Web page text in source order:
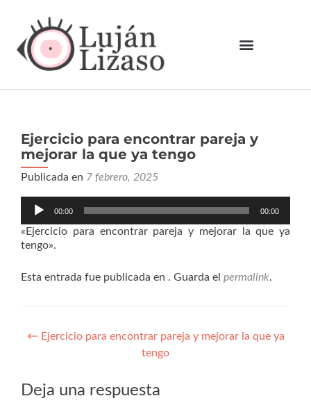
Ejercicio para encontrar pareja y
mejorar la que ya tengo
Publicada en 7 febrero, 2025
Reproductor
audio
00:00 00:00
«Ejercicio para encontrar pareja y mejorar la que ya
tengo».
Esta entrada fue publicada en . Guarda el permalink.
← Ejercicio para encontrar pareja y mejorar la que ya
tengo
Deja una respuesta